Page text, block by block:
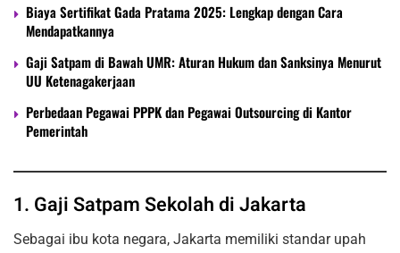
Biaya Sertifikat Gada Pratama 2025: Lengkap dengan Cara
Mendapatkannya
Gaji Satpam di Bawah UMR: Aturan Hukum dan Sanksinya Menurut
UU Ketenagakerjaan
Perbedaan Pegawai PPPK dan Pegawai Outsourcing di Kantor
Pemerintah
1. Gaji Satpam Sekolah di Jakarta
Sebagai ibu kota negara, Jakarta memiliki standar upah